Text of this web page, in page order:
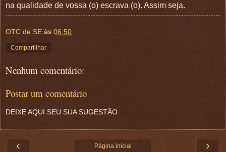
na qualidade de vossa (o) escrava (o). Assim seja.
OTC de SE às 06:50
Compartilhar
Nenhum comentário:
Postar um comentário
DEIXE AQUI SEU SUA SUGESTÃO
‹ ›
Página inicial